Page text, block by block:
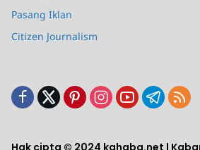
Pasang Iklan
Citizen Journalism
Hak cipta © 2024 kahaba.net |